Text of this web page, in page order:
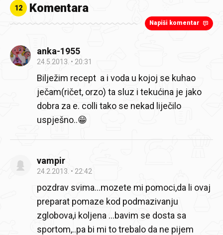
12 Komentara
Napiši komentar
anka-1955
24.5.2013. 20:31
Bilježim recept a i voda u kojoj se kuhao
ječam(ričet, orzo) ta sluz i tekućina je jako
dobra za e. colli tako se nekad liječilo
uspješno..😁
vampir
24.2.2013. 22:42
pozdrav svima...mozete mi pomoci,da li ovaj
preparat pomaze kod podmazivanju
zglobova,i koljena ...bavim se dosta sa
sportom,..pa bi mi to trebalo da ne pijem